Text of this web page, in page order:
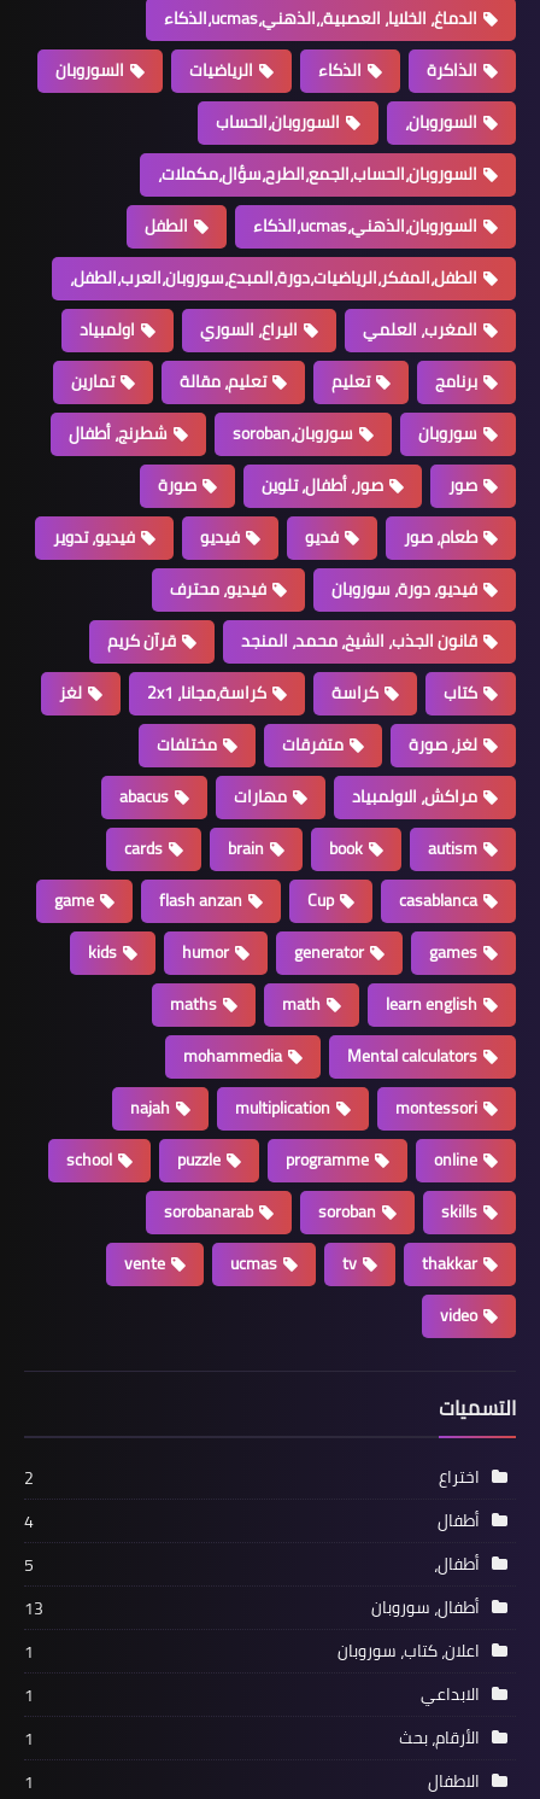
الدماغ، الخلايا، العصبية،،الذهني،ucmas،الذكاء
الذاكرة
الذكاء الرياضيات
السوروبان
السوروبان،
السوروبان،الحساب
السوروبان،الحساب،الجمع،الطرح،سؤال،مكملات،
السوروبان،الذهني،ucmas،الذكاء
الطفل
الطفل،المفكر،الرياضيات،دورة،المبدع،سوروبان،العرب،الطفل،
المغرب، العلمي
اليراع، السوري
اولمبياد
برنامج
تعليم تعليم، مقالة
تمارين
سوروبان
سوروبان،soroban
شطرنج، أطفال
صور
صور، أطفال، تلوين
صورة
طعام، صور
فديو فيديو
فيديو، تدوير
فيديو، دورة، سوروبان
فيديو، محترف
قانون الجذب، الشيخ، محمد، المنجد
قرآن كريم
كتاب
كراسة كراسة،مجانا، 2x1
لغز
لغز، صورة
متفرقات
مختلفات
مراكش، الاولمبياد
مهارات
abacus
autism
book
brain
cards
casablanca
Cup
flash anzan
game
games
generator
humor
kids
learn english
math
maths
Mental calculators
mohammedia
montessori
multiplication
najah
online
programme
puzzle
school
skills
soroban
sorobanarab
thakkar
tv
ucmas
vente
video
التسميات
اختراع
2
أطفال
4
أطفال،
5
أطفال، سوروبان
13
اعلان، كتاب، سوروبان
1
الابداعي
1
الأرقام، بحث
1
الاطفال
1